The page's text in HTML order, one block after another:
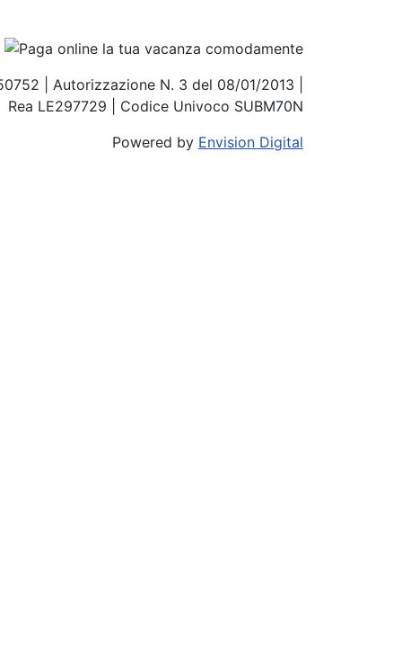
| Autorizzazione N. 3 del 08/01/2013 |
Rea LE297729 | Codice Univoco SUBM70N
Powered by Envision Digital